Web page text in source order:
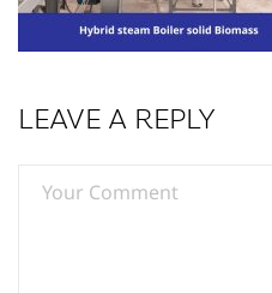
LEAVE A REPLY